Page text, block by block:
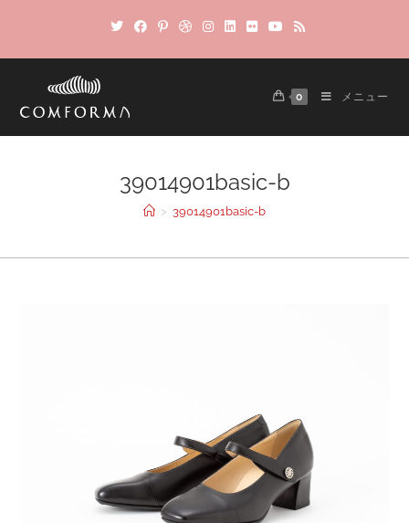
0 メニュー
39014901basic-b
> 39014901basic-b